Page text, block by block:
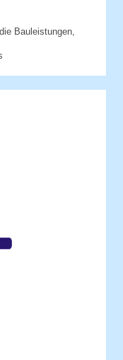
Bauleistungen,